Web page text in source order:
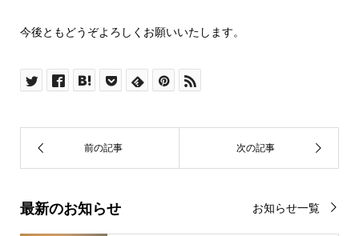
今後ともどうぞよろしくお願いいたします。
最新のお知らせ お知らせ一覧